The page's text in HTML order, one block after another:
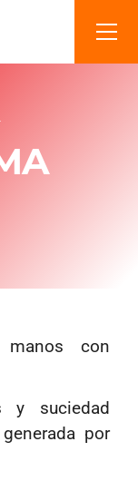
manos con
y suciedad
por